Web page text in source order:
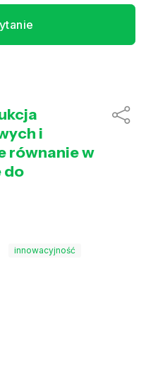
i
równanie w
do
innowacyjność